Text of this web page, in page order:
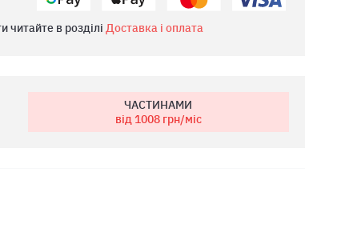
читайте в розділі Доставка і оплата
ЧАСТИНАМИ
від 1008грн/міс